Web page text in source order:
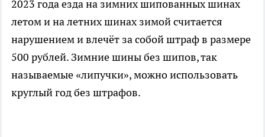
2023 года езда на зимних шипованных шинах
летом и на летних шинах зимой считается
нарушением и влечёт за собой штраф в размере
500 рублей. Зимние шины без шипов, так
называемые «липучки», можно использовать
круглый год без штрафов.